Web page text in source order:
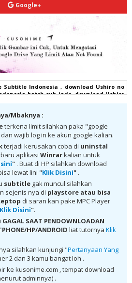
Google+
Subtitle Indonesia , download Ushiro no
batch sub indo, download Ushiro
batch subtitle indonesia, Ushiro no
batch mp4, Ushiro no Shoumen
bd, Ushiro no Shoumen Daare Subtitle
no Shoumen Daare Subtitle Indonesia
Daare Subtitle Indonesia animeindo,
Subtitle Indonesia samehadaku ,
Daare Subtitle Indonesia batch ,
Daare Subtitle Indonesia sub indo,
Daare Subtitle Indonesia batch google
Daare Subtitle Indonesia batch
Shoumen Daare Subtitle Indonesia MKV
Shoumen Daare Subtitle Indonesia MKV
Shoumen Daare Subtitle Indonesia ,
Daare Subtitle Indonesia anime batch,
Daare Subtitle Indonesia sub indo,
Daare Subtitle Indonesia , donwload
Subtitle Indonesia batch sub indo ,
Shoumen Daare Subtitle Indonesia ,
Daare Subtitle Indonesia , download
, download anime sub indo , download
Daare Subtitle Indonesia
Mbaknya :
terkena limit silahkan paka "google
wajib log in ke akun google kalian.
terjadi kerusakan coba di uninstal
aplikasi Winrarkalian untuk
" . Buat di HP silahkan download
lewat lini "Klik Disini" .
subtitle gak muncul silahkan
sejenis nya di playstore atau bisa
di saran kan pake MPC Player
Klik Disini".
GAGAL SAAT PENDOWNLOADAN
HP/ANDROID liat tutornya Klik
silahkan kunjungi "Pertanyaan Yang
2 dan 3 kamu bangat loh .
ke kusonime.com , tempat download
adminnya) .